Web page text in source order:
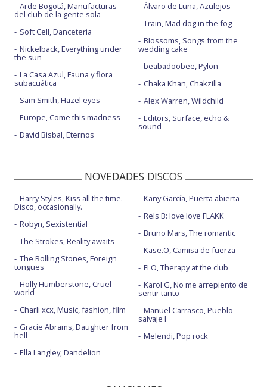
Arde Bogotá, Manufacturas
del club de la gente sola
Soft Cell, Danceteria
Nickelback, Everything under
the sun
La Casa Azul, Fauna y flora
subacuática
Sam Smith, Hazel eyes
Europe, Come this madness
David Bisbal, Eternos
Álvaro de Luna, Azulejos
Train, Mad dog in the fog
Blossoms, Songs from the
wedding cake
beabadoobee, Pylon
Chaka Khan, Chakzilla
Alex Warren, Wildchild
Editors, Surface, echo &
sound
NOVEDADES DISCOS
Harry Styles, Kiss all the time.
Disco, occasionally.
Robyn, Sexistential
The Strokes, Reality awaits
The Rolling Stones, Foreign
tongues
Holly Humberstone, Cruel
world
Charli xcx, Music, fashion, film
Gracie Abrams, Daughter from
hell
Ella Langley, Dandelion
Kany García, Puerta abierta
Rels B: love love FLAKK
Bruno Mars, The romantic
Kase.O, Camisa de fuerza
FLO, Therapy at the club
Karol G, No me arrepiento de
sentir tanto
Manuel Carrasco, Pueblo
salvaje I
Melendi, Pop rock